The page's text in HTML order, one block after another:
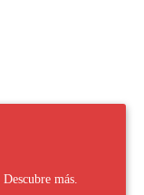
Descubre más.